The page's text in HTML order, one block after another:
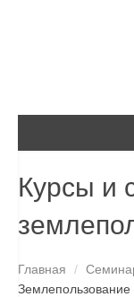
Курсы и
Главная /
Землепользование